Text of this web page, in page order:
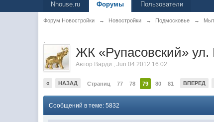
Nhouse.ru Форумы Пользователи
Форум Новостройки → Новостройки → Подмосковье →
.
ЖК «Рупасовский»
Автор Варди ,Jun 04 2012 16:02
« НАЗАД Страниц 77 78 79 80 81 ВПЕРЕД
Сообщений в теме: 5832